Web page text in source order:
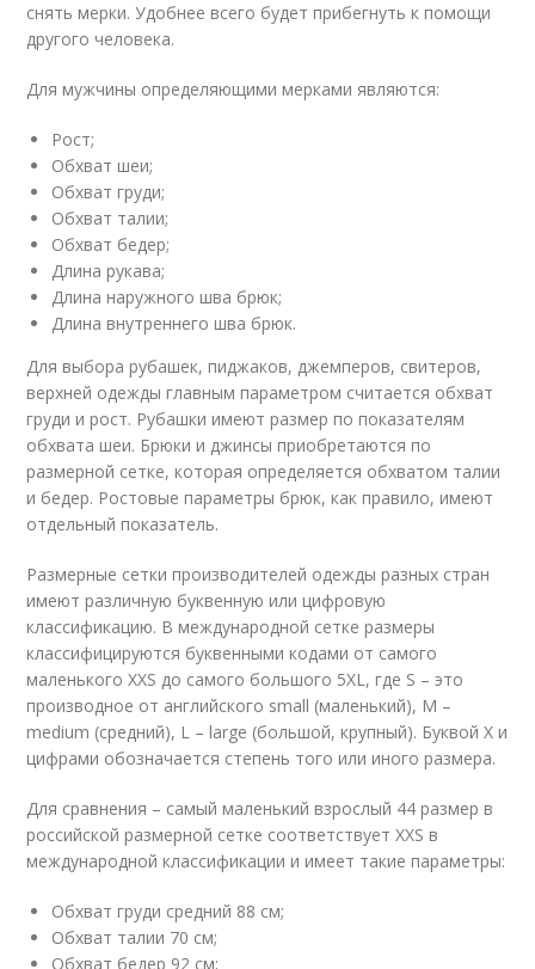
снять мерки. Удобнее всего будет прибегнуть к помощи
другого человека.
Для мужчины определяющими мерками являются:
Рост;
Обхват шеи;
Обхват груди;
Обхват талии;
Обхват бедер;
Длина рукава;
Длина наружного шва брюк;
Длина внутреннего шва брюк.
Для выбора рубашек, пиджаков, джемперов, свитеров,
верхней одежды главным параметром считается обхват
груди и рост. Рубашки имеют размер по показателям
обхвата шеи. Брюки и джинсы приобретаются по
размерной сетке, которая определяется обхватом талии
и бедер. Ростовые параметры брюк, как правило, имеют
отдельный показатель.
Размерные сетки производителей одежды разных стран
имеют различную буквенную или цифровую
классификацию. В международной сетке размеры
классифицируются буквенными кодами от самого
маленького XXS до самого большого 5XL, где S – это
производное от английского small (маленький), M –
medium (средний), L – large (большой, крупный). Буквой X и
цифрами обозначается степень того или иного размера.
Для сравнения – самый маленький взрослый 44 размер в
российской размерной сетке соответствует XXS в
международной классификации и имеет такие параметры:
Обхват груди средний 88 см;
Обхват талии 70 см;
Обхват бедер 92 см;